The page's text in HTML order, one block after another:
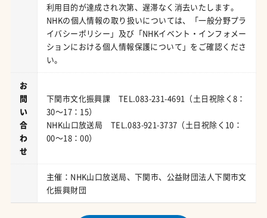
利用目的が達成され次第、遅滞なく消去いたします。
NHKの個人情報の取り扱いについては、「一般分野プラ
イバシーポリシー」及び「NHKイベント・インフォメー
ションにおける個人情報保護について」をご確認くださ
い。
お
問
い
合
わ
せ
下関市文化振興課 TEL.083-231-4691（土日祝除く8：
30～17：15）
NHK山口放送局 TEL.083-921-3737（土日祝除く10：
00～18：00）
主催：NHK山口放送局、下関市、公益財団法人下関市文
化振興財団